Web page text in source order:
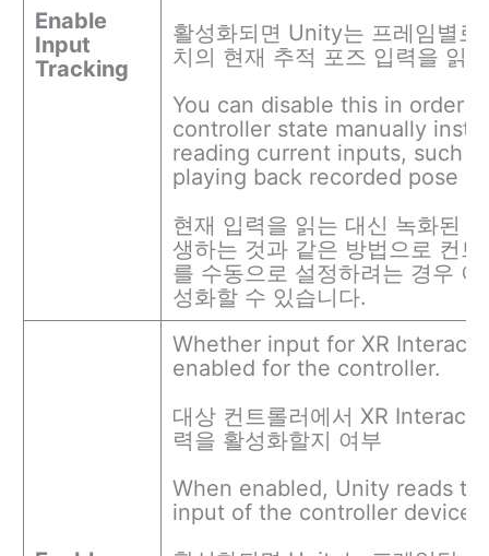
Enable
Input
Tracking
활성화되면 Unity는 프레임별로
치의 현재 추적 포즈 입력을 읽
You can disable this in order
controller state manually
reading current inputs, such
playing back recorded pose
현재 입력을 읽는 대신 녹화된
생하는 것과 같은 방법으로 컨
를 수동으로 설정하려는 경우
성화할 수 있습니다.
Whether input for XR
enabled for the controller.
대상 컨트롤러에서 XR
력을 활성화할지 여부
When enabled, Unity reads
input of the controller device